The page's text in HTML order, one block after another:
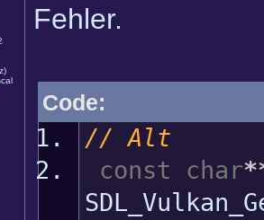
Fehler.
Code:
// Alt
const
char